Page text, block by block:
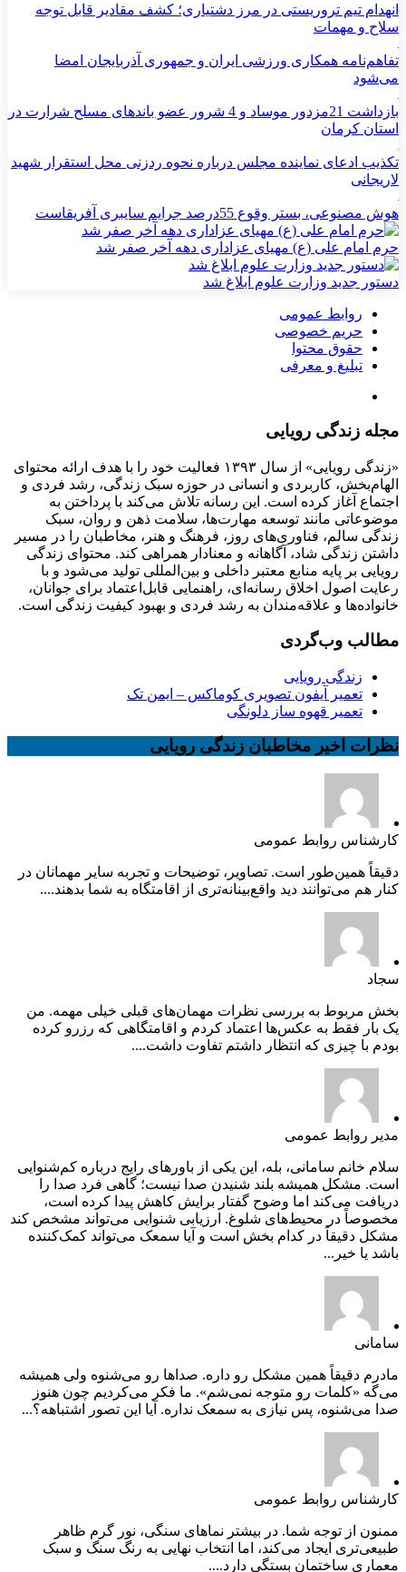
انهدام تیم تروریستی در مرز دشتیاری؛ کشف مقادیر قابل توجه
سلاح و مهمات
تفاهم‌نامه همکاری ورزشی ایران و جمهوری آذربایجان امضا
می‌شود
بازداشت 21مزدور موساد و 4 شرور عضو باندهای مسلح شرارت در
استان کرمان
تکذیب ادعای نماینده مجلس درباره نحوه ردزنی محل استقرار شهید
لاریجانی
هوش مصنوعی، بستر وقوع 55درصد جرایم سایبری آفریقاست
حرم امام علی (ع) مهیای عزاداری دهه آخر صفر شد
دستور جدید وزارت علوم ابلاغ شد
روابط عمومی
حریم خصوصی
حقوق محتوا
تبلیغ و معرفی
مجله زندگی رویایی
«زندگی رویایی» از سال ۱۳۹۳ فعالیت خود را با هدف ارائه محتوای
الهام‌بخش، کاربردی و انسانی در حوزه سبک زندگی، رشد فردی و
اجتماع آغاز کرده است. این رسانه تلاش می‌کند با پرداختن به
موضوعاتی مانند توسعه مهارت‌ها، سلامت ذهن و روان، سبک
زندگی سالم، فناوری‌های روز، فرهنگ و هنر، مخاطبان را در مسیر
داشتن زندگی شاد، آگاهانه و معنادار همراهی کند. محتوای زندگی
رویایی بر پایه منابع معتبر داخلی و بین‌المللی تولید می‌شود و با
رعایت اصول اخلاق رسانه‌ای، راهنمایی قابل‌اعتماد برای جوانان،
خانواده‌ها و علاقه‌مندان به رشد فردی و بهبود کیفیت زندگی است.
مطالب وب‌گردی
زندگی رویایی
تعمیر آیفون تصویری کوماکس – ایمن تک
تعمیر قهوه ساز دلونگی
نظرات اخیر مخاطبان زندگی رویایی
کارشناس روابط عمومی
دقیقاً همین‌طور است. تصاویر، توضیحات و تجربه سایر مهمانان در
کنار هم می‌توانند دید واقع‌بینانه‌تری از اقامتگاه به شما بدهند....
سجاد
بخش مربوط به بررسی نظرات مهمان‌های قبلی خیلی مهمه. من
یک بار فقط به عکس‌ها اعتماد کردم و اقامتگاهی که رزرو کرده
بودم با چیزی که انتظار داشتم تفاوت داشت....
مدیر روابط عمومی
سلام خانم سامانی، بله، این یکی از باورهای رایج درباره کم‌شنوایی
است. مشکل همیشه بلند شنیدن صدا نیست؛ گاهی فرد صدا را
دریافت می‌کند اما وضوح گفتار برایش کاهش پیدا کرده است،
مخصوصاً در محیط‌های شلوغ. ارزیابی شنوایی می‌تواند مشخص کند
مشکل دقیقاً در کدام بخش است و آیا سمعک می‌تواند کمک‌کننده
باشد یا خیر...
سامانی
مادرم دقیقاً همین مشکل رو داره. صداها رو می‌شنوه ولی همیشه
می‌گه «کلمات رو متوجه نمی‌شم». ما فکر می‌کردیم چون هنوز
صدا می‌شنوه، پس نیازی به سمعک نداره. آیا این تصور اشتباهه؟...
کارشناس روابط عمومی
ممنون از توجه شما. در بیشتر نماهای سنگی، نور گرم ظاهر
طبیعی‌تری ایجاد می‌کند، اما انتخاب نهایی به رنگ سنگ و سبک
معماری ساختمان بستگی دارد....